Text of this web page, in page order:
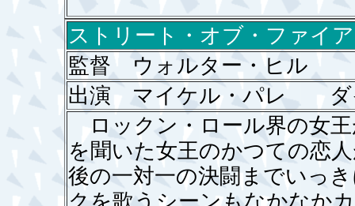
ストリート・オブ・ファイ
監督 ウォルター・ヒル
出演 マイケル・パレ ダ
ロックン・ロール界の女
を聞いた女王のかつての恋
後の一対一の決闘までいっ
クを歌うシーンもなかなか